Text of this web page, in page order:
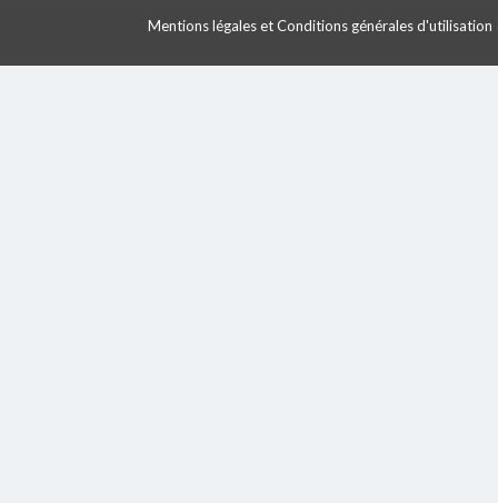
Mentions légales et Conditions générales d'utilisation